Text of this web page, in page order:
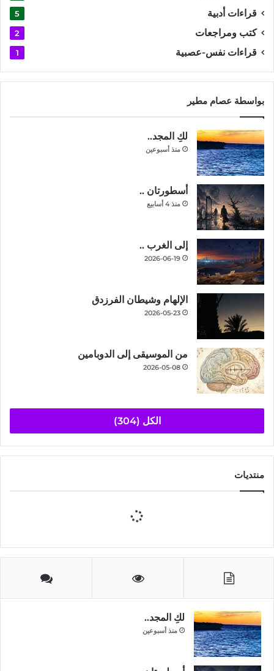
قراءات أدبية 5
كتب ومراجعات 2
قراءات نفس-عصبية 1
بواسطة عصام مطير
لكِ المجد..
منذ أسبوعين
أسطورتان ..
منذ 4 أسابيع
إلى الغرب ..
2026-06-19
الإلهام وشيطان الفرزدق
2026-05-23
من الموسيقى إلى الدوبامين
2026-05-08
الكل (304)
منتديات
لكِ المجد..
منذ أسبوعين